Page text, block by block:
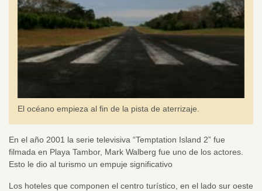
El océano empieza al fin de la pista de aterrizaje.
En el año 2001 la serie televisiva “Temptation Island 2” fue
filmada en Playa Tambor, Mark Walberg fue uno de los actores.
Esto le dio al turismo un empuje significativo
Los hoteles que componen el centro turístico, en el lado sur oeste